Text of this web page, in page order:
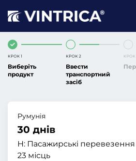
КРОК 1
Виберіть
продукт
КРОК 2
Ввести
транспортний
засіб
КРОК
Румунія
30 днів
H: Пасажирські перевезення
23 місць